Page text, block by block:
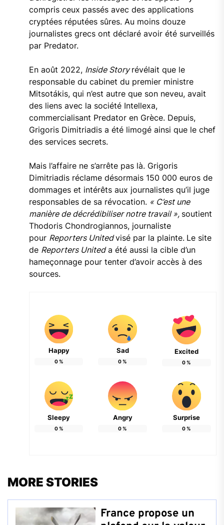
compris ceux passés avec des applications
cryptées réputées sûres. Au moins douze
journalistes grecs ont déclaré avoir été surveillés
par Predator.
En août 2022, Inside Storyrévélait que le
responsable du cabinet du premier ministre
Mitsotákis, qui n’est autre que son neveu, avait
des liens avec la société Intellexa,
commercialisant Predator en Grèce. Depuis,
Grigoris Dimitriadis a été limogé ainsi que le chef
des services secrets.
Mais l’affaire ne s’arrête pas là. Grigoris
Dimitriadis réclame désormais 150 000 euros de
dommages et intérêts aux journalistes qu’il juge
responsables de sa révocation. « C’est une
manière de décrédibiliser notre travail », soutient
Thodoris Chondrogiannos, journaliste
pour Reporters Unitedvisé par la plainte. Le site
de Reporters Uniteda été aussi la cible d’un
hameçonnage pour tenter d’avoir accès à des
sources.
Happy
0%
Sad
0%
Excited
0%
Sleepy
0%
Angry
0%
Surprise
0%
MORE STORIES
France propose un